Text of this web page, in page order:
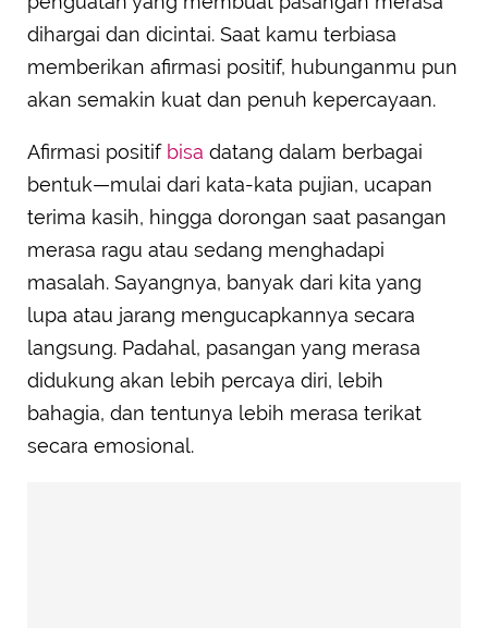
dihargai dan dicintai. Saat kamu terbiasa
memberikan afirmasi positif, hubunganmu pun
akan semakin kuat dan penuh kepercayaan.
Afirmasi positif bisa datang dalam berbagai
bentuk—mulai dari kata-kata pujian, ucapan
terima kasih, hingga dorongan saat pasangan
merasa ragu atau sedang menghadapi
masalah. Sayangnya, banyak dari kita yang
lupa atau jarang mengucapkannya secara
langsung. Padahal, pasangan yang merasa
didukung akan lebih percaya diri, lebih
bahagia, dan tentunya lebih merasa terikat
secara emosional.